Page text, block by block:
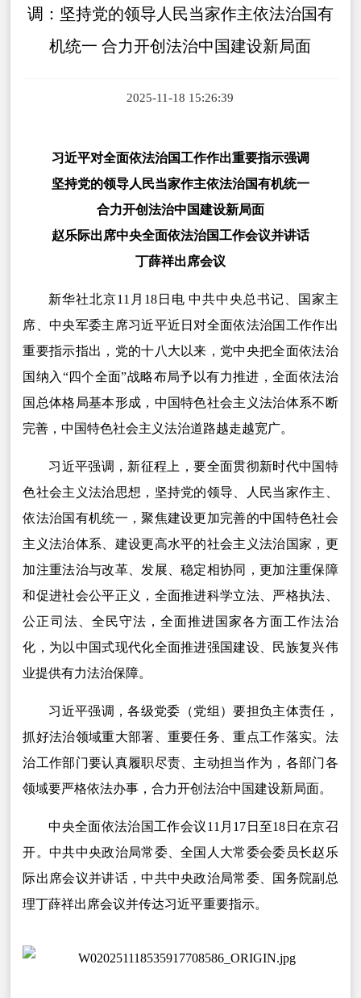
调：坚持党的领导人民当家作主依法治国有
机统一 合力开创法治中国建设新局面
2025-11-18 15:26:39
习近平对全面依法治国工作作出重要指示强调
坚持党的领导人民当家作主依法治国有机统一
合力开创法治中国建设新局面
赵乐际出席中央全面依法治国工作会议并讲话
丁薛祥出席会议
新华社北京11月18日电 中共中央总书记、国家主
席、中央军委主席习近平近日对全面依法治国工作作出
重要指示指出，党的十八大以来，党中央把全面依法治
国纳入“四个全面”战略布局予以有力推进，全面依法治
国总体格局基本形成，中国特色社会主义法治体系不断
完善，中国特色社会主义法治道路越走越宽广。
习近平强调，新征程上，要全面贯彻新时代中国特
色社会主义法治思想，坚持党的领导、人民当家作主、
依法治国有机统一，聚焦建设更加完善的中国特色社会
主义法治体系、建设更高水平的社会主义法治国家，更
加注重法治与改革、发展、稳定相协同，更加注重保障
和促进社会公平正义，全面推进科学立法、严格执法、
公正司法、全民守法，全面推进国家各方面工作法治
化，为以中国式现代化全面推进强国建设、民族复兴伟
业提供有力法治保障。
习近平强调，各级党委（党组）要担负主体责任，
抓好法治领域重大部署、重要任务、重点工作落实。法
治工作部门要认真履职尽责、主动担当作为，各部门各
领域要严格依法办事，合力开创法治中国建设新局面。
中央全面依法治国工作会议11月17日至18日在京召
开。中共中央政治局常委、全国人大常委会委员长赵乐
际出席会议并讲话，中共中央政治局常委、国务院副总
理丁薛祥出席会议并传达习近平重要指示。